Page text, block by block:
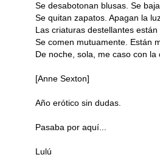
Se desabotonan blusas. Se
Se quitan zapatos. Apagan la
Las criaturas destellantes
Se comen mutuamente. Están
De noche, sola, me caso con la
[Anne Sexton]
Año erótico sin dudas.
Pasaba por aquí...
Lulú